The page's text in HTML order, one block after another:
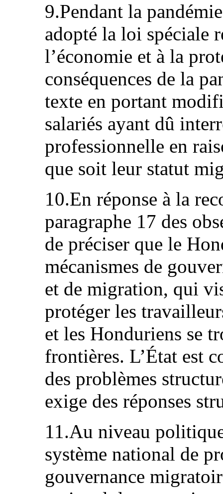
9.Pendant la
adopté la loi spéciale
l’économie et à la
conséquences de la
texte en portant
salariés ayant dû
professionnelle en
que soit leur statut
10.En réponse à la
paragraphe 17 des
de préciser que le
mécanismes de
et de migration, qui
protéger les
et les Honduriens se
frontières. L’État est
des problèmes
exige des réponses
11.Au niveau
système national de
gouvernance